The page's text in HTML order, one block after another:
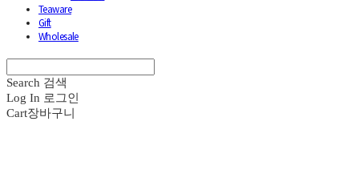
Teaware
Gift
Wholesale
Search 검색
Log In 로그인
Cart장바구니